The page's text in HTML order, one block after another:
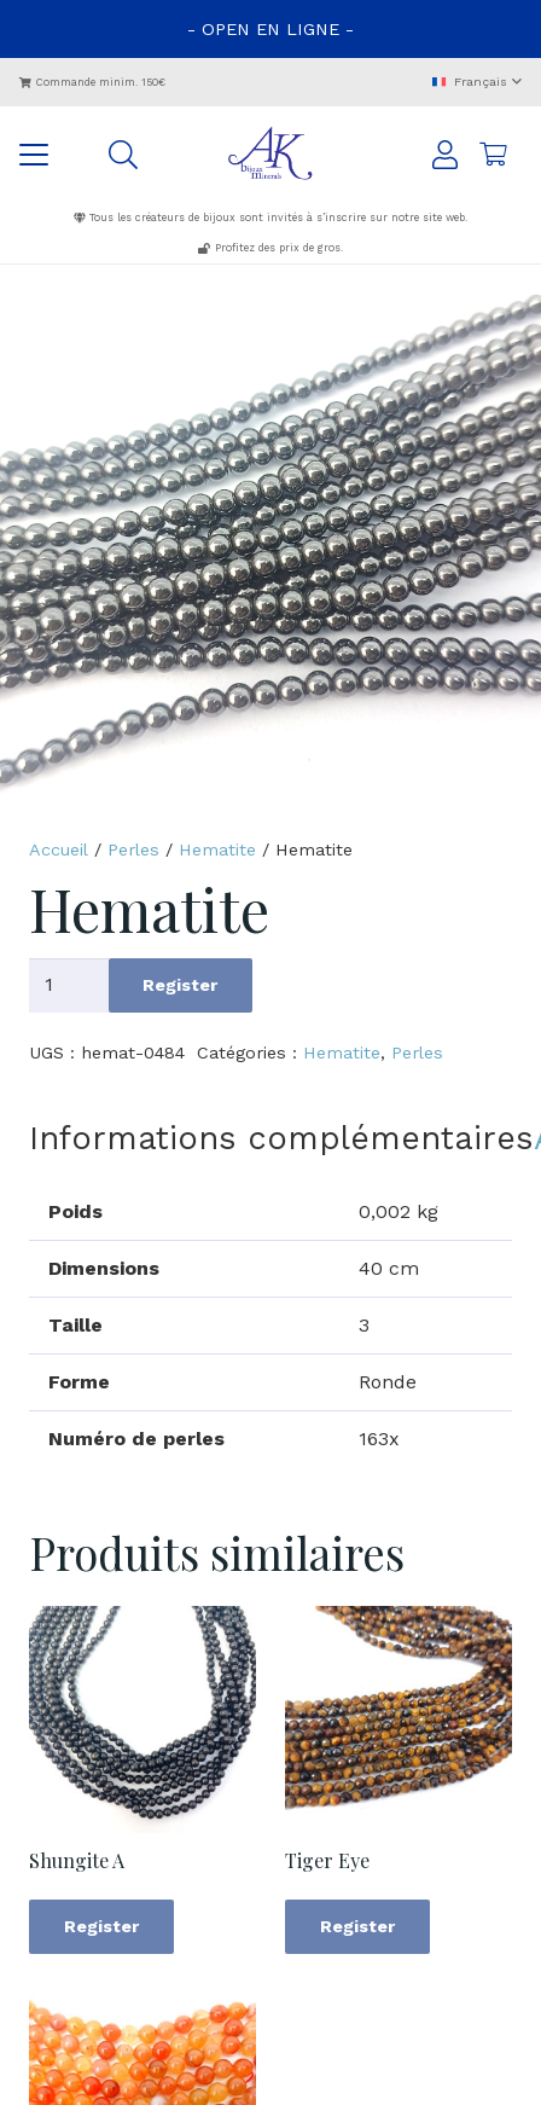
- OPEN EN LIGNE -
Commande minim. 150€ Français
Tous les créateurs de bijoux sont invités à s’inscrire sur notre site web.
Profitez des prix de gros.
Accueil / Perles / Hematite / Hematite
Hematite
quantité
Hematite
Register
UGS : hemat-0484 Catégories : Hematite, Perles
Informations complémentaires
Poids 0,002 kg
Dimensions 40 cm
Taille 3
Forme Ronde
Numéro de perles 163x
Produits similaires
Shungite A
Register
Tiger Eye
Register